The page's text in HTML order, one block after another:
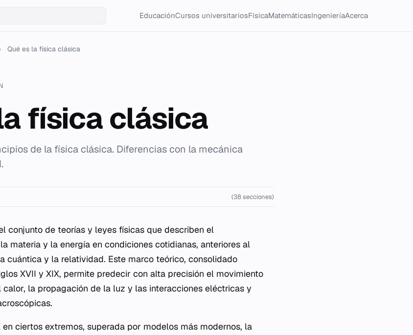
EducaciónCursos universitariosFísicaMatemáticasIngenieríaAcerca
› Qué es la física clásica
física clásica
de la física clásica. Diferencias con la mecánica
(38 secciones)
conjunto de teorías y leyes físicas que describen el
materia y la energía en condiciones cotidianas, anteriores al
cuántica y la relatividad. Este marco teórico, consolidado
XVII y XIX, permite predecir con alta precisión el movimiento
la propagación de la luz y las interacciones eléctricas y
ciertos extremos, superada por modelos más modernos, la